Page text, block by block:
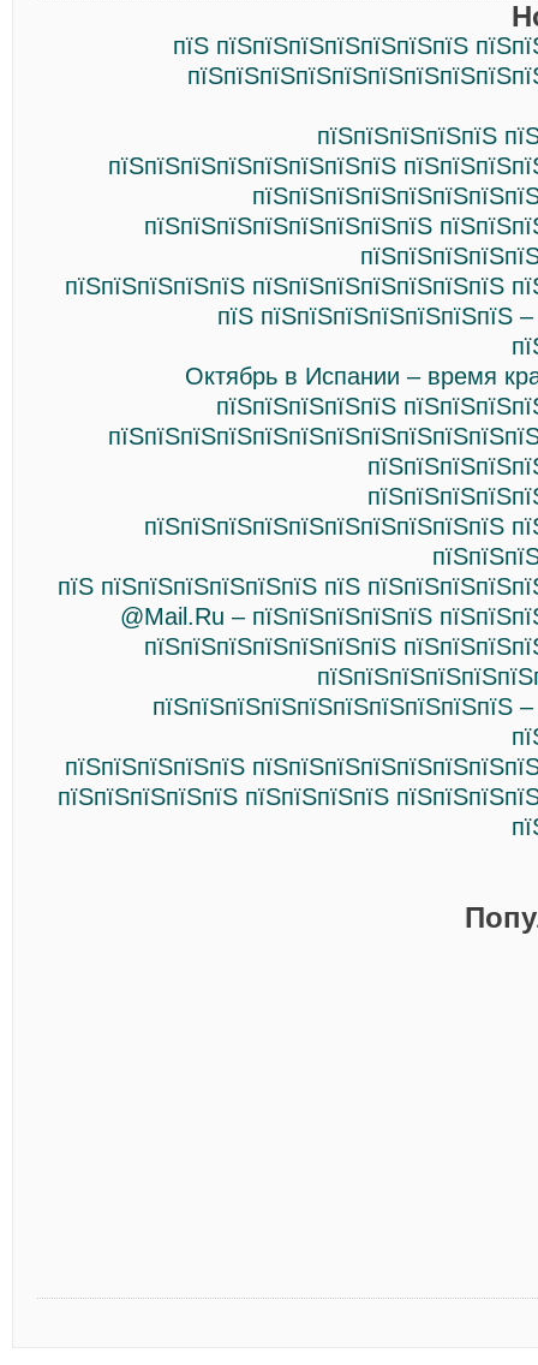
пїЅ пїЅпїЅпїЅпїЅпїЅпїЅпїЅ
пїЅпїЅпїЅпїЅпїЅ
пїЅпїЅпїЅпїЅпїЅпїЅпїЅпїЅ
пїЅпїЅпїЅпїЅпїЅпїЅпїЅпїЅ
пїЅпїЅпїЅпїЅпїЅ пїЅпїЅпїЅпїЅпїЅпїЅпїЅ
пїЅ пїЅпїЅпїЅпїЅпїЅпїЅпїЅ
Октябрь в Испании – время
пїЅпїЅпїЅпїЅпїЅ
пїЅпїЅпїЅпїЅпїЅпїЅпїЅпїЅпїЅпїЅ
пїЅ пїЅпїЅпїЅпїЅпїЅпїЅ пїЅ
@Mail.Ru – пїЅпїЅпїЅпїЅпїЅ
пїЅпїЅпїЅпїЅпїЅпїЅпїЅ
пїЅпїЅпїЅпїЅпїЅпїЅпїЅпїЅпїЅпїЅ
пїЅпїЅпїЅпїЅпїЅ
пїЅпїЅпїЅпїЅпїЅ пїЅпїЅпїЅпїЅ